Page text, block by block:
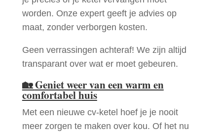
worden. Onze expert geeft je advies op
maat, zonder verborgen kosten.
Geen verrassingen achteraf! We zijn altijd
transparant over wat er moet gebeuren.
🏡Geniet weer van een warm en
comfortabel huis
Met een nieuwe cv-ketel hoef je je nooit
meer zorgen te maken over kou. Of het nu